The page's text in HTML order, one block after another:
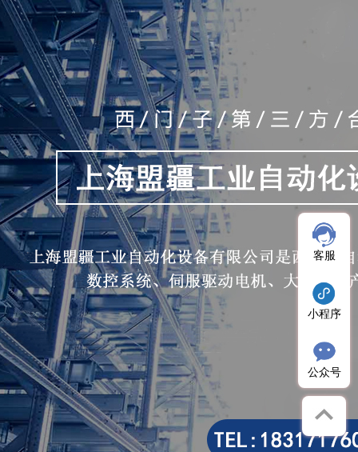
客服
小程序
公众号